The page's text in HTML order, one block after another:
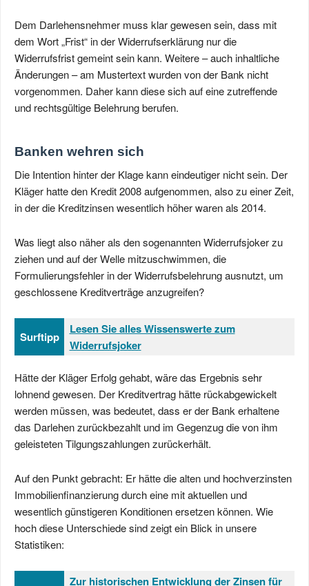
Dem Darlehensnehmer muss klar gewesen sein, dass mit
dem Wort „Frist“ in der Widerrufserklärung nur die
Widerrufsfrist gemeint sein kann. Weitere – auch inhaltliche
Änderungen – am Mustertext wurden von der Bank nicht
vorgenommen. Daher kann diese sich auf eine zutreffende
und rechtsgültige Belehrung berufen.
Banken wehren sich
Die Intention hinter der Klage kann eindeutiger nicht sein. Der
Kläger hatte den Kredit 2008 aufgenommen, also zu einer Zeit,
in der die Kreditzinsen wesentlich höher waren als 2014.
Was liegt also näher als den sogenannten Widerrufsjoker zu
ziehen und auf der Welle mitzuschwimmen, die
Formulierungsfehler in der Widerrufsbelehrung ausnutzt, um
geschlossene Kreditverträge anzugreifen?
Surftipp
Lesen Sie alles Wissenswerte zum
Widerrufsjoker
Hätte der Kläger Erfolg gehabt, wäre das Ergebnis sehr
lohnend gewesen. Der Kreditvertrag hätte rückabgewickelt
werden müssen, was bedeutet, dass er der Bank erhaltene
das Darlehen zurückbezahlt und im Gegenzug die von ihm
geleisteten Tilgungszahlungen zurückerhält.
Auf den Punkt gebracht: Er hätte die alten und hochverzinsten
Immobilienfinanzierung durch eine mit aktuellen und
wesentlich günstigeren Konditionen ersetzen können. Wie
hoch diese Unterschiede sind zeigt ein Blick in unsere
Statistiken:
Zur historischen Entwicklung der Zinsen für